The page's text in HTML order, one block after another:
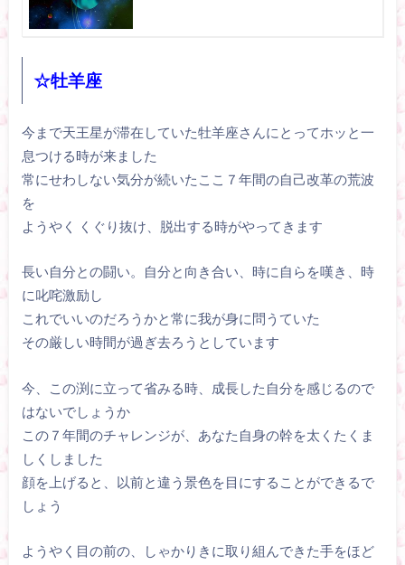
☆牡羊座
今まで天王星が滞在していた牡羊座さんにとってホッと一
息つける時が来ました
常にせわしない気分が続いたここ７年間の自己改革の荒波
を
ようやく くぐり抜け、脱出する時がやってきます
長い自分との闘い。自分と向き合い、時に自らを嘆き、時
に叱咤激励し
これでいいのだろうかと常に我が身に問うていた
その厳しい時間が過ぎ去ろうとしています
今、この渕に立って省みる時、成長した自分を感じるので
はないでしょうか
この７年間のチャレンジが、あなた自身の幹を太くたくま
しくしました
顔を上げると、以前と違う景色を目にすることができるで
しょう
ようやく目の前の、しゃかりきに取り組んできた手をほど